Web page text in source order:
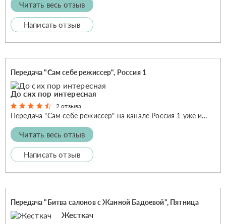
Читать весь отзыв
Написать отзыв
Передача "Сам себе режиссер", Россия 1
До сих пор интересная
2 отзыва
Передача "Сам себе режиссер" на канале Россия 1 уже и...
Читать весь отзыв
Написать отзыв
Передача "Битва салонов с Жанной Бадоевой", Пятница
Жесткач